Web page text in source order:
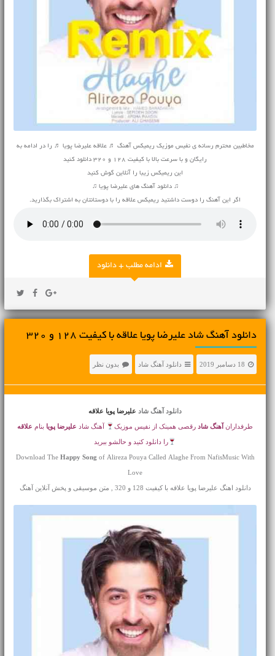
مخاطبین محترم رسانه ی نفیس موزیک ریمیکس آهنگ ♬ علاقه علیرضا پویا ♬ را در ادامه به
رایگان و با سرعت بالا با کیفیت 128 و 320 دانلود کنید
این ریمیکس زیبا را آنلاین گوش کنید
♫ دانلود آهنگ های علیرضا پویا ♫
اگر این آهنگ را دوست داشتید ریمیکس علاقه را با دوستانتان به اشتراک بگذارید.
ادامه مطلب + دانلود
دانلود آهنگ شاد علیرضا پویا علاقه با کیفیت 128 و 320
18 دسامبر 2019 دانلود آهنگ شاد بدون نظر
دانلود آهنگ شاد علیرضا پویا علاقه
طرفدارانآهنگ شاد رقصی همینک از نفیس موزیک آهنگ شاد علیرضا پویا بنام علاقه
را دانلود کنید و حالشو ببرید
Download The Happy Song of Alireza Pouya Called Alaghe From NafisMusic With
Love
دانلود اهنگ علیرضا پویا علاقه با کیفیت 128 و 320 , متن موسیقی و پخش آنلاین آهنگ